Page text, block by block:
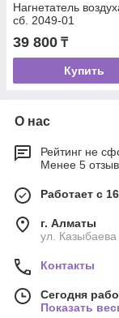
Нагнетатель
сб. 2049-01
39 800 ₸
Купить
О нас
Рейтинг не
Менее 5
Работает с
г. Алматы
ул.
Контакты
Сегодня
Показать